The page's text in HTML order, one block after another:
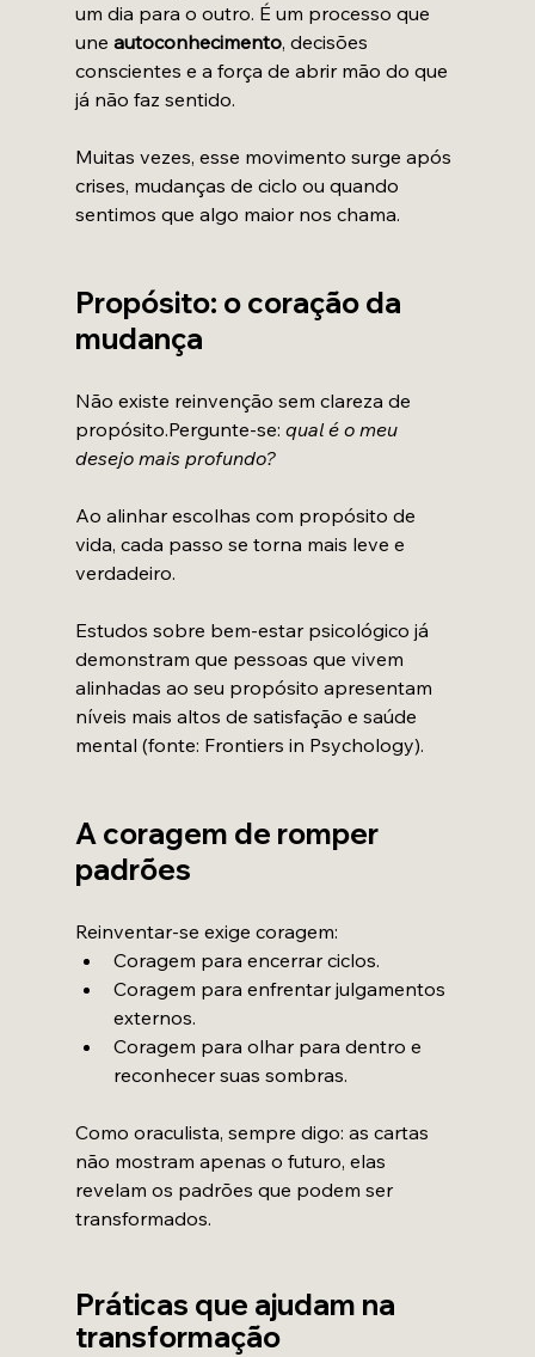
um dia para o outro. É um processo que
une autoconhecimento, decisões
conscientes e a força de abrir mão do que
já não faz sentido.
Muitas vezes, esse movimento surge após
crises, mudanças de ciclo ou quando
sentimos que algo maior nos chama.
Propósito: o coração da
mudança
Não existe reinvenção sem clareza de
propósito.Pergunte-se: qual é o meu
desejo mais profundo?
Ao alinhar escolhas com propósito de
vida, cada passo se torna mais leve e
verdadeiro.
Estudos sobre bem-estar psicológico já
demonstram que pessoas que vivem
alinhadas ao seu propósito apresentam
níveis mais altos de satisfação e saúde
mental (fonte: Frontiers in Psychology).
A coragem de romper
padrões
Reinventar-se exige coragem:
Coragem para encerrar ciclos.
Coragem para enfrentar julgamentos
externos.
Coragem para olhar para dentro e
reconhecer suas sombras.
Como oraculista, sempre digo: as cartas
não mostram apenas o futuro, elas
revelam os padrões que podem ser
transformados.
Práticas que ajudam na
transformação